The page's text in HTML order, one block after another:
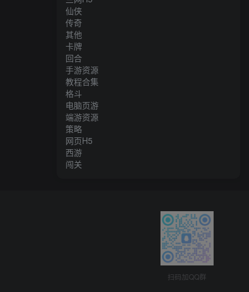
仙侠
传奇
其他
卡牌
回合
手游资源
教程合集
格斗
电脑页游
端游资源
策略
网页H5
西游
闯关
扫码加QQ群